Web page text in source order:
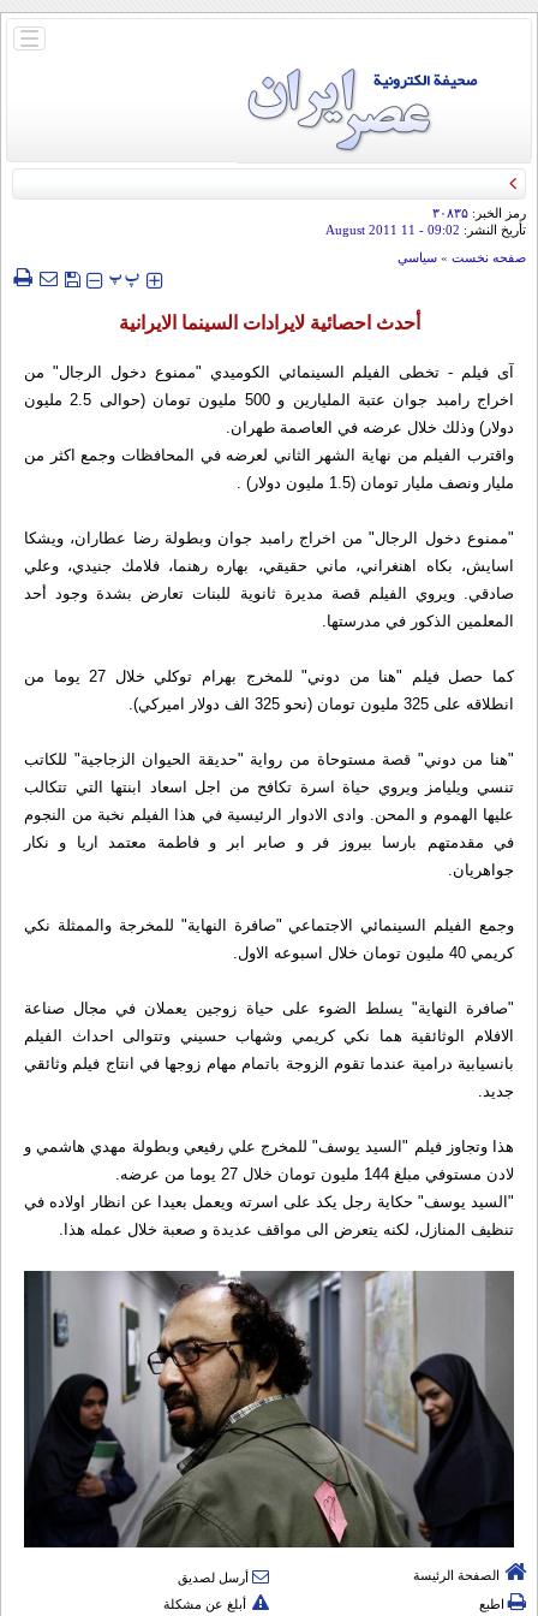
باز
رمز الخبر: ۳۰۸۳۵
تأريخ النشر: 09:02
- 11 August 2011
صفحه نخست » سياسي
‍‍‍ پپ
أحدث احصائية لايرادات السينما الايرانية
آی فیلم - تخطى الفيلم السينمائي الكوميدي "ممنوع دخول الرجال" من
اخراج رامبد جوان عتبة المليارين و 500 مليون تومان (حوالى 2.5 مليون
دولار) وذلك خلال عرضه في العاصمة طهران.
واقترب الفيلم من نهاية الشهر الثاني لعرضه في المحافظات وجمع اكثر من
مليار ونصف مليار تومان (1.5 مليون دولار) .
"ممنوع دخول الرجال" من اخراج رامبد جوان وبطولة رضا عطاران، ويشكا
اسايش، بكاه اهنغراني، ماني حقيقي، بهاره رهنما، فلامك جنيدي، وعلي
صادقي. ويروي الفيلم قصة مديرة ثانوية للبنات تعارض بشدة وجود أحد
المعلمين الذكور في مدرستها.
كما حصل فيلم "هنا من دوني" للمخرج بهرام توكلي خلال 27 يوما من
انطلاقه على 325 مليون تومان (نحو 325 الف دولار اميركي).
"هنا من دوني" قصة مستوحاة من رواية "حديقة الحيوان الزجاجية" للكاتب
تنسي ويليامز ويروي حياة اسرة تكافح من اجل اسعاد ابنتها التي تتكالب
عليها الهموم و المحن. وادى الادوار الرئيسية في هذا الفيلم نخبة من النجوم
في مقدمتهم بارسا بيروز فر و صابر ابر و فاطمة معتمد اريا و نكار
جواهريان.
وجمع الفيلم السينمائي الاجتماعي "صافرة النهاية" للمخرجة والممثلة نكي
كريمي 40 مليون تومان خلال اسبوعه الاول.
"صافرة النهاية" يسلط الضوء على حياة زوجين يعملان في مجال صناعة
الافلام الوثائقية هما نكي كريمي وشهاب حسيني وتتوالى احداث الفيلم
بانسيابية درامية عندما تقوم الزوجة باتمام مهام زوجها في انتاج فيلم وثائقي
جديد.
هذا وتجاوز فيلم "السيد يوسف" للمخرج علي رفيعي وبطولة مهدي هاشمي و
لادن مستوفي مبلغ 144 مليون تومان خلال 27 يوما من عرضه.
"السيد يوسف" حكاية رجل يكد على اسرته ويعمل بعيدا عن انظار اولاده في
تنظيف المنازل، لكنه يتعرض الى مواقف عديدة و صعبة خلال عمله هذا.
الصفحة الرئيسة
أرسل لصديق
اطبع
أبلغ عن مشكلة